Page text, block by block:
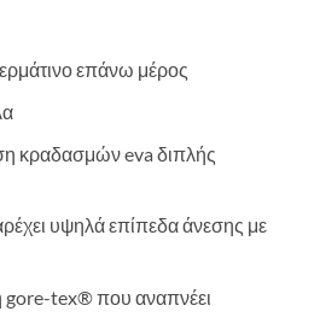
επάνω μέρος
κραδασμών eva διπλής
υψηλά επίπεδα άνεσης με
gore-tex® που αναπνέει